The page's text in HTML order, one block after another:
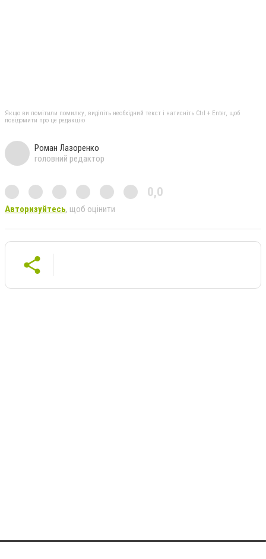
Якщо ви помітили помилку, виділіть необхідний текст і натисніть Ctrl + Enter, щоб
повідомити про це редакцію
Роман Лазоренко
головний редактор
0,0
Авторизуйтесь, щоб оцінити